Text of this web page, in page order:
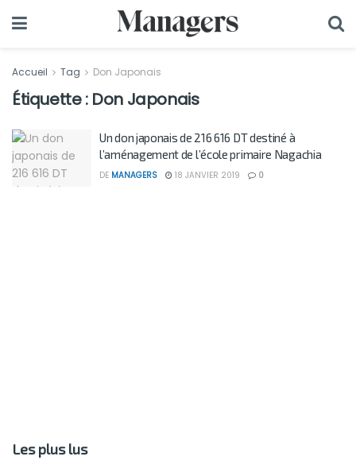
Accueil Tag Don Japonais
Étiquette : Don Japonais
Un don japonais de 216 616 DT destiné à
l’aménagement de l’école primaire Nagachia
DE MANAGERS 18 JANVIER 2019 0
Les plus lus